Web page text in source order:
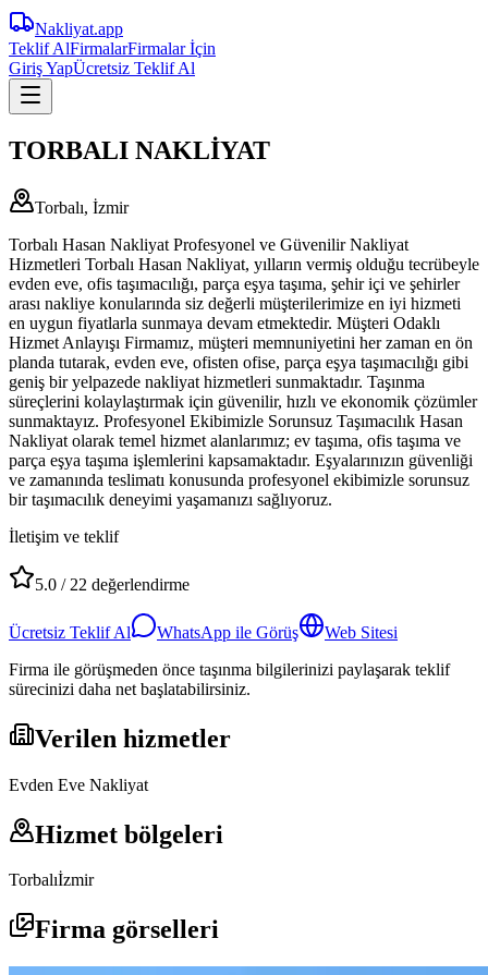
Nakliyat.app
Teklif AlFirmalarFirmalar İçin
Giriş YapÜcretsiz Teklif Al
TORBALI NAKLİYAT
Torbalı, İzmir
Torbalı Hasan Nakliyat Profesyonel ve Güvenilir Nakliyat
Hizmetleri Torbalı Hasan Nakliyat, yılların vermiş olduğu tecrübeyle
evden eve, ofis taşımacılığı, parça eşya taşıma, şehir içi ve şehirler
arası nakliye konularında siz değerli müşterilerimize en iyi hizmeti
en uygun fiyatlarla sunmaya devam etmektedir. Müşteri Odaklı
Hizmet Anlayışı Firmamız, müşteri memnuniyetini her zaman en ön
planda tutarak, evden eve, ofisten ofise, parça eşya taşımacılığı gibi
geniş bir yelpazede nakliyat hizmetleri sunmaktadır. Taşınma
süreçlerini kolaylaştırmak için güvenilir, hızlı ve ekonomik çözümler
sunmaktayız. Profesyonel Ekibimizle Sorunsuz Taşımacılık Hasan
Nakliyat olarak temel hizmet alanlarımız; ev taşıma, ofis taşıma ve
parça eşya taşıma işlemlerini kapsamaktadır. Eşyalarınızın güvenliği
ve zamanında teslimatı konusunda profesyonel ekibimizle sorunsuz
bir taşımacılık deneyimi yaşamanızı sağlıyoruz.
İletişim ve teklif
5.0 / 22 değerlendirme
Ücretsiz Teklif Al WhatsApp ile Görüş
Web Sitesi
Firma ile görüşmeden önce taşınma bilgilerinizi paylaşarak teklif
sürecinizi daha net başlatabilirsiniz.
Verilen hizmetler
Evden Eve Nakliyat
Hizmet bölgeleri
Torbalıİzmir
Firma görselleri